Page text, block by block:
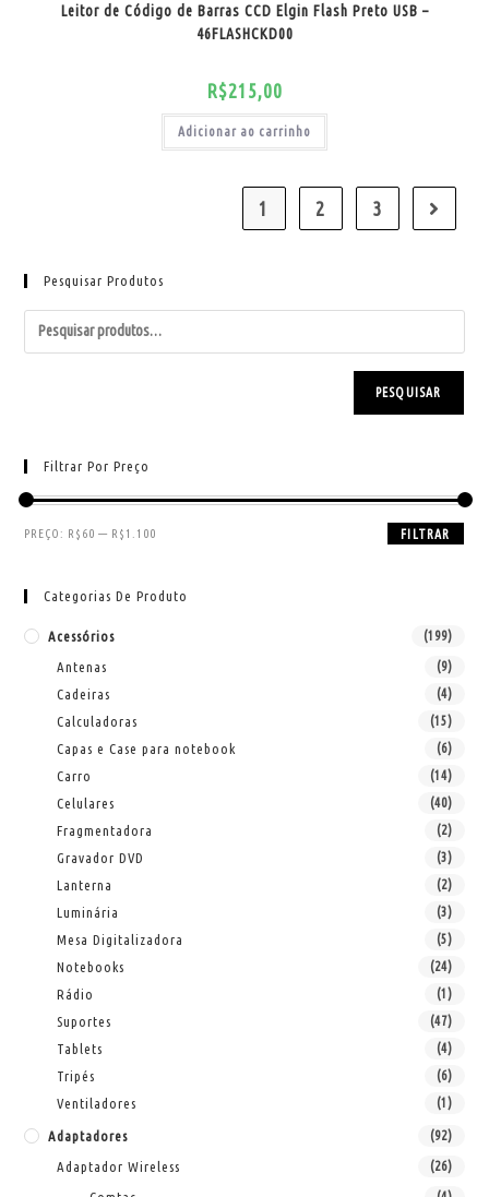
Leitor de Código de Barras CCD Elgin Flash Preto USB –
46FLASHCKD00
R$215,00
Adicionar ao carrinho
1 2 3
Pesquisar Produtos
PESQUISAR
Filtrar Por Preço
FILTRAR
PREÇO: R$60 — R$1.100
Categorias De Produto
Acessórios (199)
Antenas (9)
Cadeiras (4)
Calculadoras (15)
Capas e Case para notebook (6)
Carro (14)
Celulares (40)
Fragmentadora (2)
Gravador DVD (3)
Lanterna (2)
Luminária (3)
Mesa Digitalizadora (5)
Notebooks (24)
Rádio (1)
Suportes (47)
Tablets (4)
Tripés (6)
Ventiladores (1)
Adaptadores (92)
Adaptador Wireless (26)